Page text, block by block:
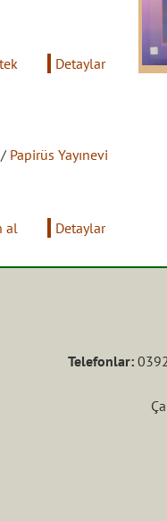
Detaylar
/ Papirüs Yayınevi
al Detaylar
Telefonlar: